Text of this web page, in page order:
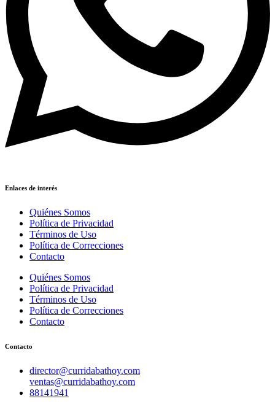
Enlaces de interés
Quiénes Somos
Política de Privacidad
Términos de Uso
Política de Correcciones
Contacto
Quiénes Somos
Política de Privacidad
Términos de Uso
Política de Correcciones
Contacto
Contacto
director@curridabathoy.com
ventas@curridabathoy.com
88141941